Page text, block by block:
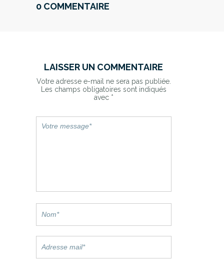
0 COMMENTAIRE
LAISSER UN COMMENTAIRE
Votre adresse e-mail ne sera pas publiée.
Les champs obligatoires sont indiqués
avec *